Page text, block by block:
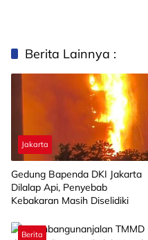
Berita Lainnya :
Jakarta
Gedung Bapenda DKI Jakarta
Dilalap Api, Penyebab
Kebakaran Masih Diselidiki
Berita